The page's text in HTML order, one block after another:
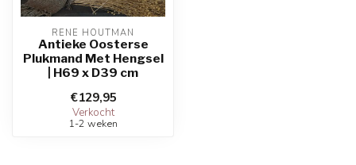
RENE HOUTMAN
Antieke Oosterse
Plukmand Met Hengsel
| H69 x D39 cm
€129,95
Verkocht
1-2 weken